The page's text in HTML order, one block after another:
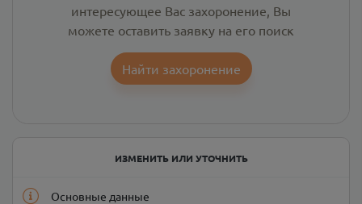
интересующее Вас захоронение, Вы
можете оставить заявку на его поиск
Найти захоронение
ИЗМЕНИТЬ ИЛИ УТОЧНИТЬ
Основные данные